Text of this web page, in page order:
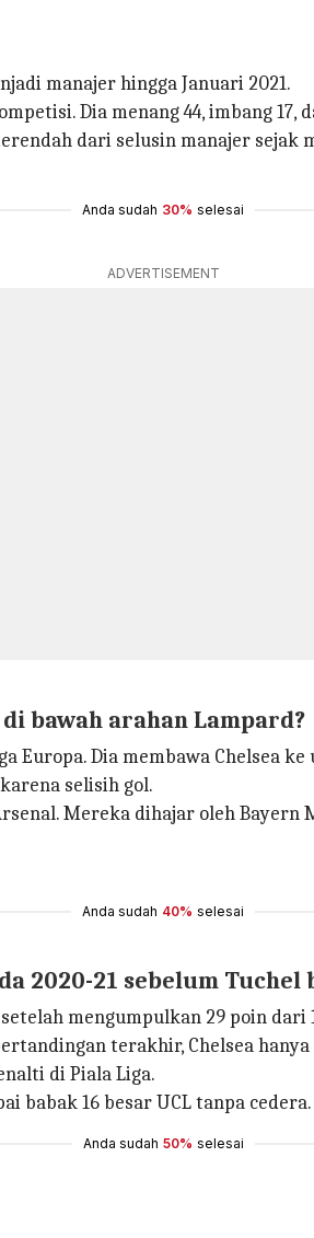
manajer hingga Januari 2021.
Dia menang 44, imbang
dari selusin manajer
Anda sudah 30% selesai
ADVERTISEMENT
bawah arahan Lampard?
Europa. Dia membawa Chelsea
selisih gol.
Mereka dihajar oleh
Anda sudah 40% selesai
2020-21 sebelum Tuchel
mengumpulkan 29 poin dari
terakhir, Chelsea
di Piala Liga.
babak 16 besar UCL tanpa cedera.
Anda sudah 50% selesai